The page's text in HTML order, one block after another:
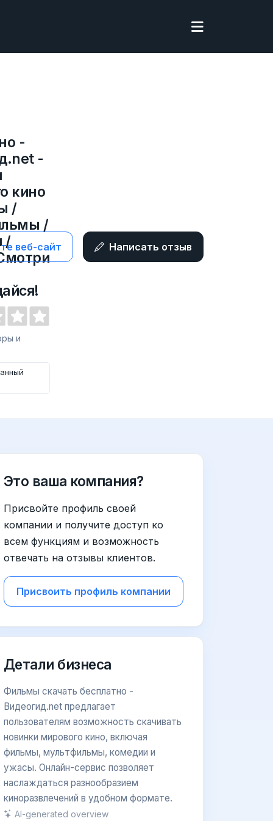
-
-
кино
/
/
/
и
веб-сайт Написать отзыв
Это ваша компания?
Присвойте профиль своей
компании и получите доступ ко
всем функциям и возможность
отвечать на отзывы клиентов.
Присвоить профиль компании
Детали бизнеса
Фильмы скачать бесплатно -
Видеогид.net предлагает
пользователям возможность скачивать
новинки мирового кино, включая
фильмы, мультфильмы, комедии и
ужасы. Онлайн-сервис позволяет
наслаждаться разнообразием
киноразвлечений в удобном формате.
AI-generated overview